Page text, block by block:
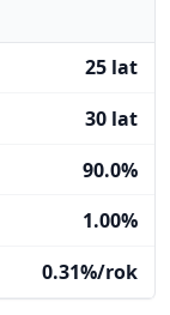
25 lat
30 lat
90.0%
1.00%
0.31%/rok